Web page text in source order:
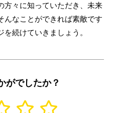
方々に知っていただき、未来
んなことができれば素敵です
続けていきましょう。
がでしたか？